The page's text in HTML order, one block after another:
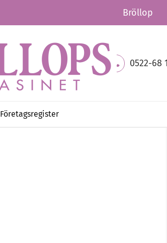
Bröllop
0522-68
Företagsregister